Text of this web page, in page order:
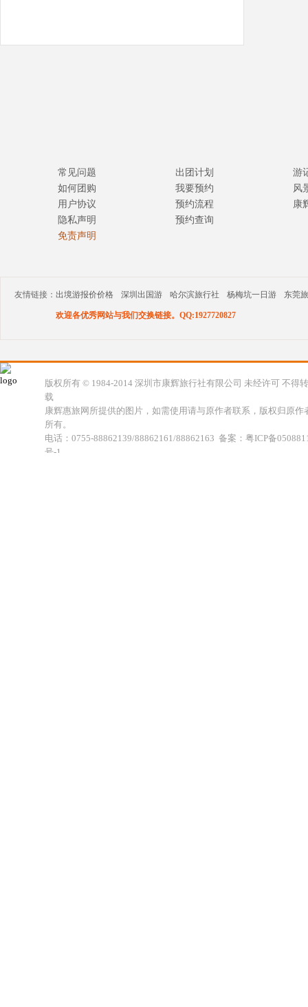
常见问题
如何团购
用户协议
隐私声明
免责声明
出团计划
我要预约
预约流程
预约查询
游
风
康
友情链接： 出境游报价价格 深圳出国游 哈尔滨旅行社 杨梅坑一日游 东莞
欢迎各优秀网站与我们交换链接。QQ:1927720827
版权所有 © 1984-2014 深圳市康辉旅行社有限公司 未经许可 不得转
载
康辉惠旅网所提供的图片，如需使用请与原作者联系，版权归原作
所有。
电话：0755-88862139/88862161/88862163 备案：粤ICP备
号-1